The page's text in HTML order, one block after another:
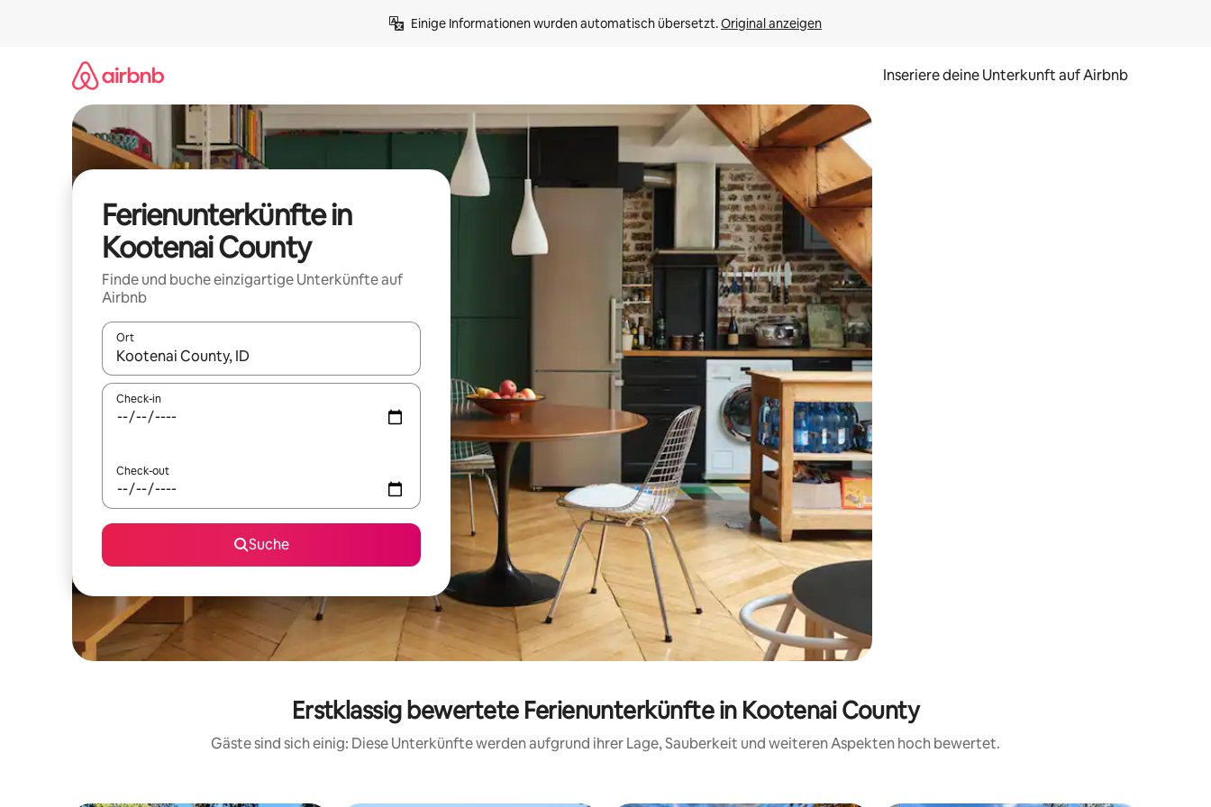
Einige Informationen wurden automatisch übersetzt. Original anzeigen
Inseriere deine Unterkunft auf Airbnb
Ferienunterkünfte in
Kootenai County
Finde und buche einzigartige Unterkünfte auf
Airbnb
Ort
Wenn Ergebnisse verfügbar sind, navigiere mit den Pfeiltasten nach oben und unten oder erkunde die Ergebnisse durch Berühren oder Wischgesten.
Check-in
Check-out
Suche
Erstklassig bewertete Ferienunterkünfte in Kootenai County
Gäste sind sich einig: Diese Unterkünfte werden aufgrund ihrer Lage, Sauberkeit und weiteren Aspekten hoch bewertet.